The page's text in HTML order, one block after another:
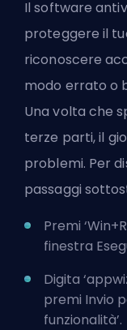
Il software
proteggere il
riconoscere
modo errato o
Una volta che
terze parti, il
problemi. Per
passaggi
Premi
finestra
Digita
premi Invio
funzionalità’.